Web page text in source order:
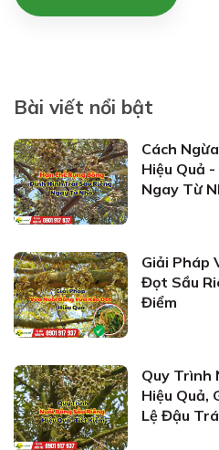
Bài viết nổi bật
Cách
Hiệu Quả
Ngay Từ
Giải Pháp
Đọt Sầu
Điểm
Quy Trình
Hiệu Quả,
Lệ Đậu